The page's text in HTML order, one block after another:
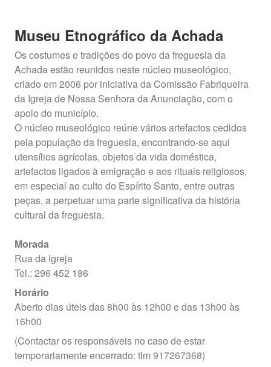
Museu Etnográfico da Achada
Os costumes e tradições do povo da freguesia da
Achada estão reunidos neste núcleo museológico,
criado em 2006 por iniciativa da Comissão Fabriqueira
da Igreja de Nossa Senhora da Anunciação, com o
apoio do município.
O núcleo museológico reúne vários artefactos cedidos
pela população da freguesia, encontrando-se aqui
utensílios agrícolas, objetos da vida doméstica,
artefactos ligados à emigração e aos rituais religiosos,
em especial ao culto do Espírito Santo, entre outras
peças, a perpetuar uma parte significativa da história
cultural da freguesia.
Morada
Rua da Igreja
Tel.: 296 452 186
Horário
Aberto dias úteis das 8h00 às 12h00 e das 13h00 às
16h00
(Contactar os responsáveis no caso de estar
temporariamente encerrado: tlm 917267368)